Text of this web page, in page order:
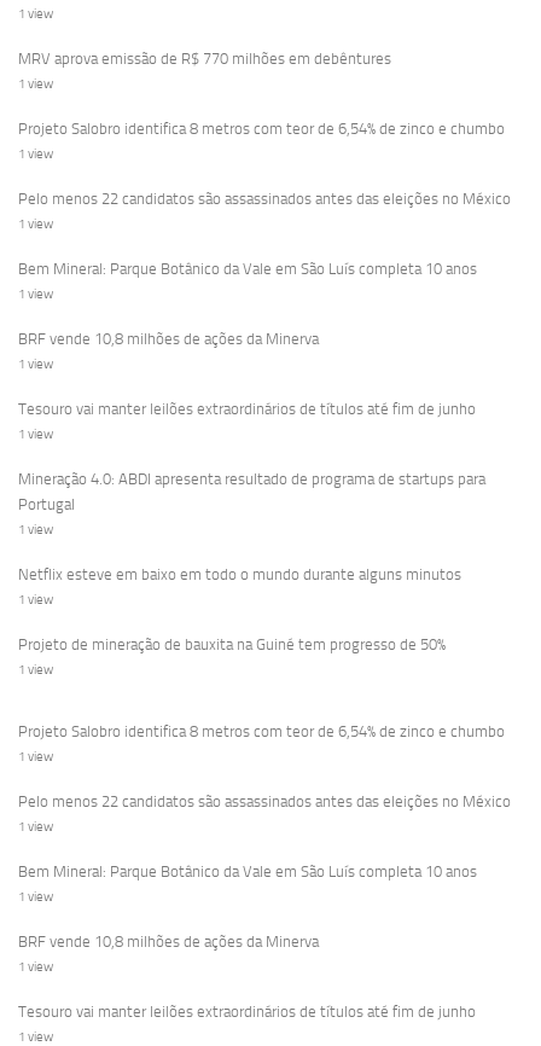
1 view
MRV aprova emissão de R$ 770 milhões em debêntures
1 view
Projeto Salobro identifica 8 metros com teor de 6,54% de zinco e chumbo
1 view
Pelo menos 22 candidatos são assassinados antes das eleições no México
1 view
Bem Mineral: Parque Botânico da Vale em São Luís completa 10 anos
1 view
BRF vende 10,8 milhões de ações da Minerva
1 view
Tesouro vai manter leilões extraordinários de títulos até fim de junho
1 view
Mineração 4.0: ABDI apresenta resultado de programa de startups para
Portugal
1 view
Netflix esteve em baixo em todo o mundo durante alguns minutos
1 view
Projeto de mineração de bauxita na Guiné tem progresso de 50%
1 view
Projeto Salobro identifica 8 metros com teor de 6,54% de zinco e chumbo
1 view
Pelo menos 22 candidatos são assassinados antes das eleições no México
1 view
Bem Mineral: Parque Botânico da Vale em São Luís completa 10 anos
1 view
BRF vende 10,8 milhões de ações da Minerva
1 view
Tesouro vai manter leilões extraordinários de títulos até fim de junho
1 view